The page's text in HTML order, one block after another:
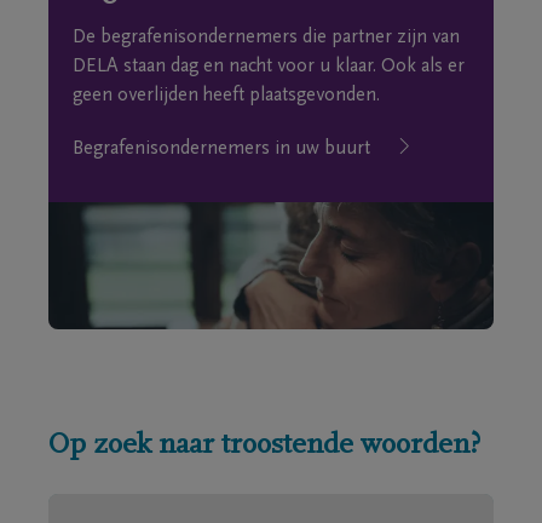
De begrafenisondernemers die partner zijn van
DELA staan dag en nacht voor u klaar. Ook als er
geen overlijden heeft plaatsgevonden.
Begrafenisondernemers in uw buurt
Op zoek naar troostende woorden?